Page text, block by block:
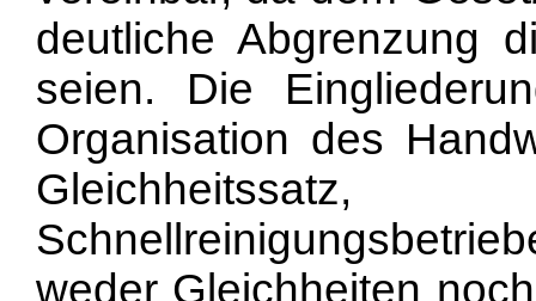
deutliche Abgrenzung
seien. Die
Organisation des
weder Gleichheiten